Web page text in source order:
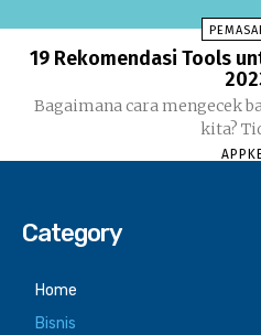
19 Rekomendasi Tools
Bagaimana cara mengecek
kita?
Category
Home
Bisnis